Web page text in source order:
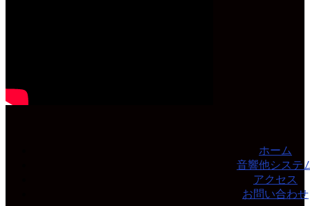
ホーム
音響他システ
アクセス
お問い合わせ